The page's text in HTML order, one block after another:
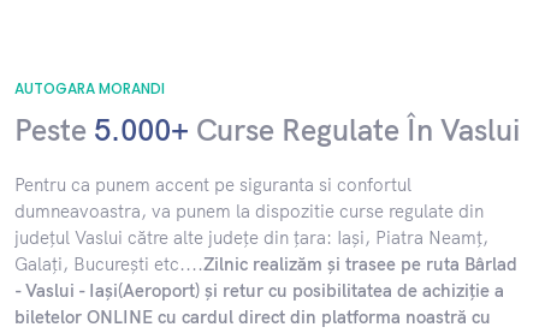
AUTOGARA MORANDI
Peste 5.000+ Curse Regulate În Vaslui
​Pentru ca punem accent pe siguranta si confortul
dumneavoastra, va punem la dispozitie curse regulate din
județul Vaslui către alte județe din țara: Iași, Piatra Neamț,
Galați, București etc....Zilnic realizăm și trasee pe ruta Bârlad
- Vaslui - Iași(Aeroport) și retur cu posibilitatea de achiziție a
biletelor ONLINE cu cardul direct din platforma noastră cu